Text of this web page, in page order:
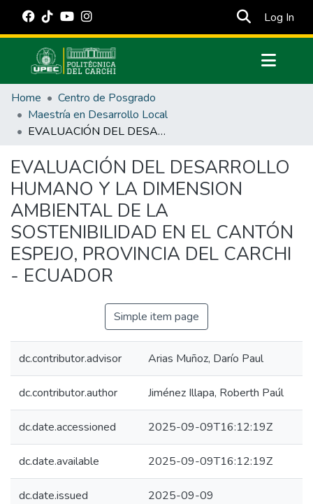
Log In
Communities & Collections
All of DSpace
Statistics
Estadísticas Externas
Manuales
Home
Centro de Posgrado
Maestría en Desarrollo Local
EVALUACIÓN DEL DESARROLLO HUMANO Y LA DIMENSION AMBIENTAL DE LA SOSTENIBILIDAD EN EL CANTÓN ESPEJO, PROVINCIA DEL CARCHI - ECUADOR
EVALUACIÓN DEL DESARROLLO
HUMANO Y LA DIMENSION
AMBIENTAL DE LA
SOSTENIBILIDAD EN EL CANTÓN
ESPEJO, PROVINCIA DEL CARCHI
- ECUADOR
Simple item page
dc.contributor.advisor Arias Muñoz, Darío Paul
dc.contributor.author Jiménez Illapa, Roberth Paúl
dc.date.accessioned 2025-09-09T16:12:19Z
dc.date.available 2025-09-09T16:12:19Z
dc.date.issued 2025-09-09